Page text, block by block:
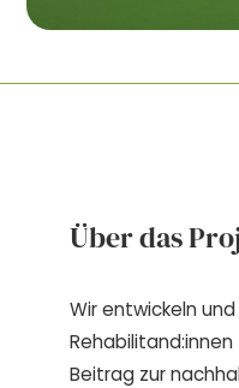
Über das
Wir entwickeln
Beitrag zur